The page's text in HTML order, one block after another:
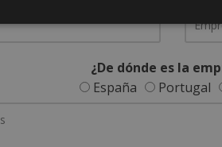
¿De dónde es la
España
Portugal